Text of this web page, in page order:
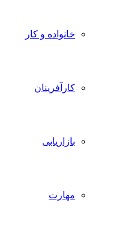
خانواده و کار
کارآفرینان
بازاریابی
مهارت